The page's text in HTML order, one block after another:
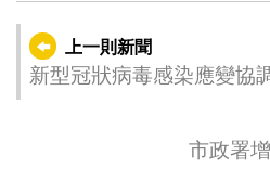
上一則新聞
新型冠狀病毒感染應變協
市政署